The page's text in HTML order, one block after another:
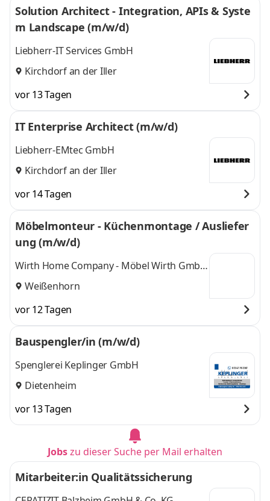
Solution Architect - Integration, APIs & Syste
m Landscape (m/w/d)
Liebherr-IT Services GmbH
Kirchdorf an der Iller
vor 13 Tagen
IT Enterprise Architect (m/w/d)
Liebherr-EMtec GmbH
Kirchdorf an der Iller
vor 14 Tagen
Möbelmonteur - Küchenmontage / Ausliefer
ung (m/w/d)
Wirth Home Company - Möbel Wirth GmbH
& Co. KG
Weißenhorn
vor 12 Tagen
Bauspengler/in (m/w/d)
Spenglerei Keplinger GmbH
Dietenheim
vor 13 Tagen
Jobszu dieser Suche per Mail erhalten
Mitarbeiter:in Qualitätssicherung